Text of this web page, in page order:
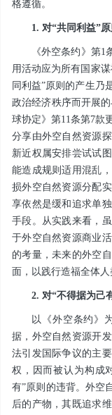
格遵循。
1. 对“共同利益”
《外空条约》第1
用活动应为所有国家
同利益”原则的产生乃
政治经济秩序而开展
球协定》第11条第7款
分享由外空自然资源
新近权属安排尝试试
能造成规则适用混乱
损外空自然资源分配
享依然是缓和追求单
手段。从实践来看，
于外空自然资源商业
的考量，未来的外空
面，以践行造福全体人
2. 对“不得据为己
以《外空条约》
据，外空自然资源开
法引发国际争议的主
权，因而被认为构成
有”原则的违背。外空
后的产物，其既追求